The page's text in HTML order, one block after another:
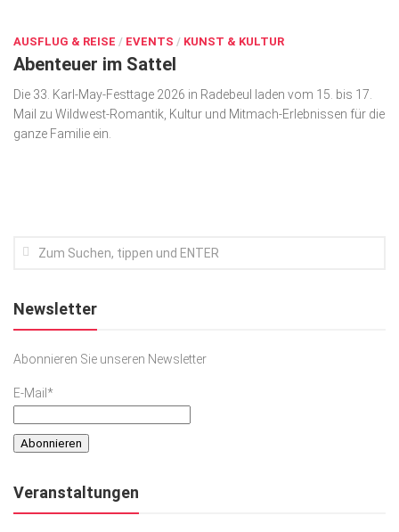
Geschäft
gesund & schön
Gesellschaft
Kunst & Kultur
SACHSEN IN PARIS
AUSFLUG & REISE / EVENTS / KUNST & KULTUR
Abenteuer im Sattel
Die 33. Karl-May-Festtage 2026 in Radebeul laden vom 15. bis 17.
Mail zu Wildwest-Romantik, Kultur und Mitmach-Erlebnissen für die
ganze Familie ein.
Newsletter
Abonnieren Sie unseren Newsletter
E-Mail*
Veranstaltungen